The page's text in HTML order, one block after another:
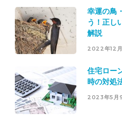
幸運の鳥
う！正し
解説
2022年12
住宅ロー
時の対処
2023年5月